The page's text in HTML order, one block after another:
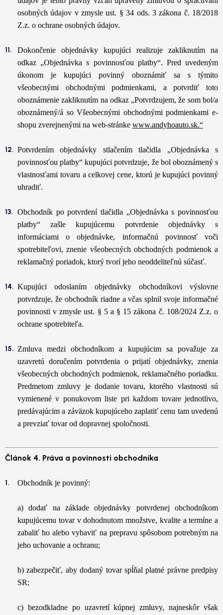
osobných údajov v zmysle ust. § 34 ods. 3 zákona č. 18/2018
Z.z. o ochrane osobných údajov.
Dokončenie objednávky kupujúci realizuje zakliknutím na
odkaz „Objednávka s povinnosťou platby“. Pred uvedeným
úkonom je kupujúci povinný oboznámiť sa s týmito
všeobecnými obchodnými podmienkami, a potvrdiť toto
oboznámenie zakliknutím na odkaz „Potvrdzujem, že som bol/a
oboznámený/á so Všeobecnými obchodnými podmienkami e-
shopu zverejnenými na web-stránke www.andyhoauto.sk.“
Potvrdením objednávky stlačením tlačidla „Objednávka s
povinnosťou platby“ kupujúci potvrdzuje, že bol oboznámený s
vlastnosťami tovaru a celkovej cene, ktorú je kupujúci povinný
uhradiť.
Obchodník po potvrdení tlačidla „Objednávka s povinnosťou
platby“ zašle kupujúcemu potvrdenie objednávky s
informáciami o objednávke, informačnú povinnosť voči
spotrebiteľovi, znenie všeobecných obchodných podmienok a
reklamačný poriadok, ktorý tvorí jeho neoddeliteľnú súčasť.
Kupujúci odoslaním objednávky obchodníkovi výslovne
potvrdzuje, že obchodník riadne a včas splnil svoje informačné
povinnosti v zmysle ust. § 5 a § 15 zákona č. 108/2024 Z.z. o
ochrane spotrebiteľa.
Zmluva medzi obchodníkom a kupujúcim sa považuje za
uzavretú doručením potvrdenia o prijatí objednávky, znenia
všeobecných obchodných podmienok, reklamačného poriadku.
Predmetom zmluvy je dodanie tovaru, ktorého vlastnosti sú
vymienené v ponukovom liste pri každom tovare jednotlivo,
predávajúcim a záväzok kupujúceho zaplatiť cenu tam uvedenú
a prevziať tovar od dopravnej spoločnosti.
Článok 4. Práva a povinnosti obchodníka
Obchodník je povinný:
a) dodať na základe objednávky potvrdenej obchodníkom
kupujúcemu tovar v dohodnutom množstve, kvalite a termíne a
zabaliť ho alebo vybaviť na prepravu spôsobom potrebným na
jeho uchovanie a ochranu;
b) zabezpečiť, aby dodaný tovar spĺňal platné právne predpisy
SR;
c) bezodkladne po uzavretí kúpnej zmluvy, najneskôr však